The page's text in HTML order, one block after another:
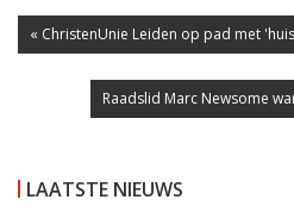
« ChristenUnie Leiden op pad met
Raadslid Marc Newsome
LAATSTE NIEUWS